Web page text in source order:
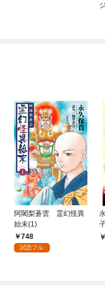
阿闍梨蒼雲 霊幻怪異
始末(1)
748
試読フル